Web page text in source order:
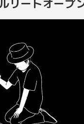
リートオープ